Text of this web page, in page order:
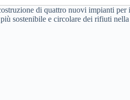
di quattro nuovi impianti
sostenibile e circolare dei rifiuti